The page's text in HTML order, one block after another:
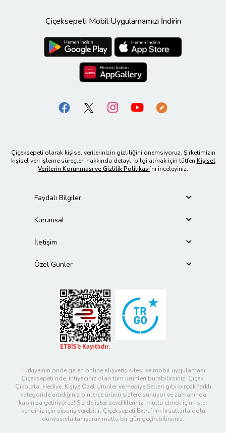
Çiçeksepeti Mobil Uygulamamızı İndirin
Çiçeksepeti olarak kişisel verilerinizin gizliliğini önemsiyoruz. Şirketimizin
kişisel veri işleme süreçleri hakkında detaylı bilgi almak için lütfen Kişisel
Verilerin Korunması ve Gizlilik Politikası’nı inceleyiniz.
Faydalı Bilgiler
Kurumsal
İletişim
Özel Günler
Türkiye’nin önde gelen online alışveriş sitesi ve mobil uygulaması
Çiçeksepeti’nde, ihtiyacınız olan tüm ürünleri bulabilirsiniz. Çiçek,
Çikolata, Hediye, Kişiye Özel Ürünler ve Hediye Setleri gibi birçok farklı
kategoride aradığınız binlerce ürünü sizlere sunuyor ve zamanında
kapınıza getiriyoruz! Siz de ister sevdiklerinizi mutlu etmek için, ister
kendiniz için sipariş verebilir; Çiçeksepeti Extra’nın fırsatlarla dolu
dünyasıyla tanışarak mutlu bir gün geçirebilirsiniz.